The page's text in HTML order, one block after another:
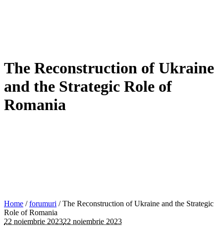
The Reconstruction of Ukraine
and the Strategic Role of
Romania
Home /forumuri /The Reconstruction of Ukraine and the Strategic
Role of Romania
22 noiembrie 202322 noiembrie 2023